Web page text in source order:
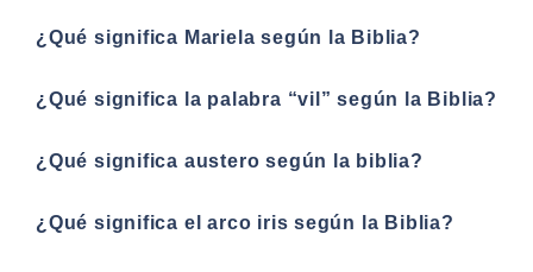
¿Qué significa Mariela según la Biblia?
¿Qué significa la palabra “vil” según la Biblia?
¿Qué significa austero según la biblia?
¿Qué significa el arco iris según la Biblia?